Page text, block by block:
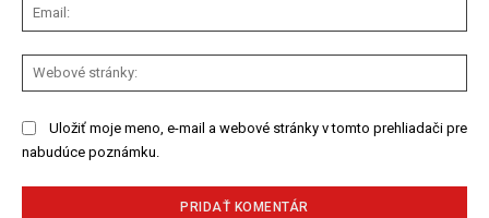
Uložiť moje meno, e-mail a webové stránky v tomto prehliadači pre
nabudúce poznámku.